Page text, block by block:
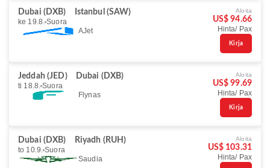
Dubai (DXB)
Istanbul (SAW)
ke 19.8. Suora
AJet
Aloita
US$ 94.66
Hinta/ Pax
Kirja
Jeddah (JED)
Dubai (DXB)
ti 18.8. Suora
Flynas
Aloita
US$ 99.69
Hinta/ Pax
Kirja
Dubai (DXB)
Riyadh (RUH)
to 10.9. Suora
Saudia
Aloita
US$ 103.31
Hinta/ Pax